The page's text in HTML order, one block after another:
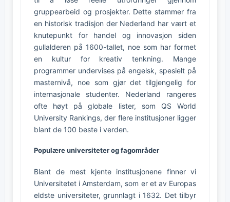
gruppearbeid og prosjekter. Dette stammer fra
en historisk tradisjon der Nederland har vært et
knutepunkt for handel og innovasjon siden
gullalderen på 1600-tallet, noe som har formet
en kultur for kreativ tenkning. Mange
programmer undervises på engelsk, spesielt på
masternivå, noe som gjør det tilgjengelig for
internasjonale studenter. Nederland rangeres
ofte høyt på globale lister, som QS World
University Rankings, der flere institusjoner ligger
blant de 100 beste i verden.
Populære universiteter og fagområder
Blant de mest kjente institusjonene finner vi
Universitetet i Amsterdam, som er et av Europas
eldste universiteter, grunnlagt i 1632. Det tilbyr